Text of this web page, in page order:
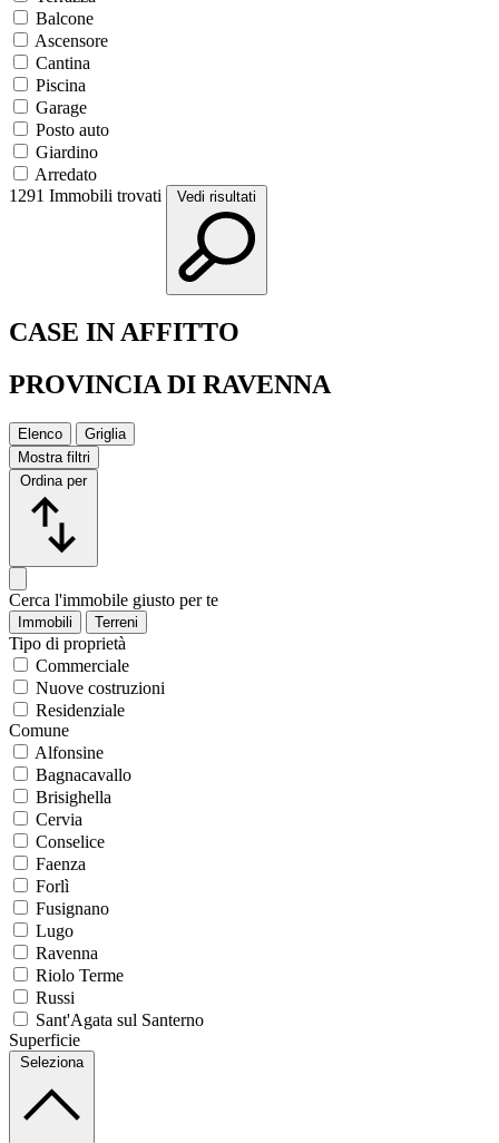
Balcone
Ascensore
Cantina
Piscina
Garage
Posto auto
Giardino
Arredato
1291 Immobili trovati Vedi risultati
CASE IN AFFITTO
PROVINCIA DI RAVENNA
Elenco
Griglia
Mostra filtri
Ordina per
Cerca l'immobile giusto per te
Immobili Terreni
Tipo di proprietà
Commerciale
Nuove costruzioni
Residenziale
Comune
Alfonsine
Bagnacavallo
Brisighella
Cervia
Conselice
Faenza
Forlì
Fusignano
Lugo
Ravenna
Riolo Terme
Russi
Sant'Agata sul Santerno
Superficie